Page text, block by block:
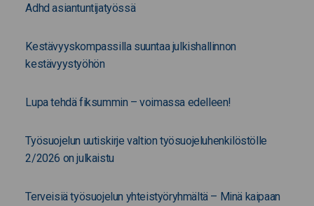
Adhd asiantuntijatyössä
Kestävyyskompassilla suuntaa julkishallinnon
kestävyystyöhön
Lupa tehdä fiksummin – voimassa edelleen!
Työsuojelun uutiskirje valtion työsuojeluhenkilöstölle
2/2026 on julkaistu
Terveisiä työsuojelun yhteistyöryhmältä – Minä kaipaan